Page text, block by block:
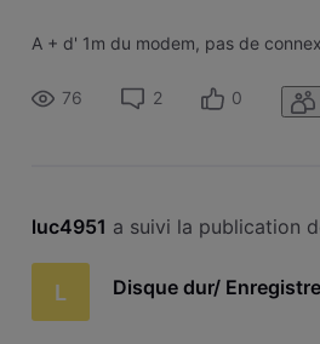
A + d' 1m du modem, pas de
76 2 0
luc4951 a suivi la publication
L Disque dur/